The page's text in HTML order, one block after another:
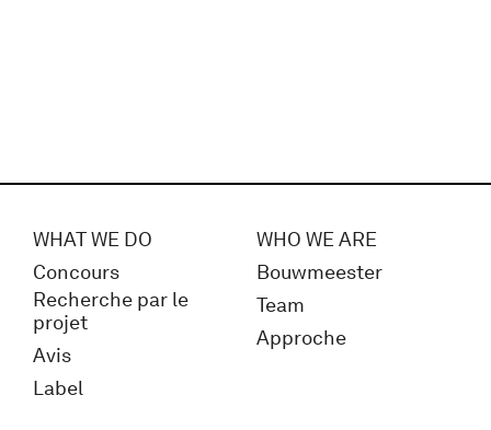
WHAT WE DO
Concours
Recherche par le
projet
Avis
Label
WHO WE ARE
Bouwmeester
Team
Approche